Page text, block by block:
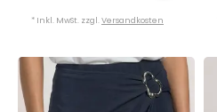
* Inkl. MwSt. zzgl.Versandkosten